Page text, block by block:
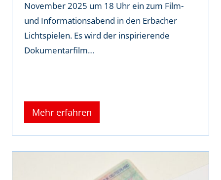
November 2025 um 18 Uhr ein zum Film-
und Informationsabend in den Erbacher
Lichtspielen. Es wird der inspirierende
Dokumentarfilm…
Mehr erfahren